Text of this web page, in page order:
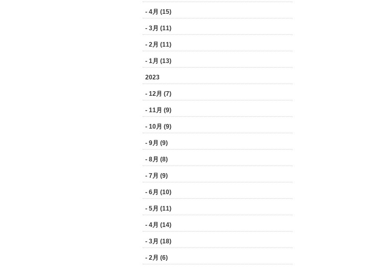
- 4月 (15)
- 3月 (11)
- 2月 (11)
- 1月 (13)
2023
- 12月 (7)
- 11月 (9)
- 10月 (9)
- 9月 (9)
- 8月 (8)
- 7月 (9)
- 6月 (10)
- 5月 (11)
- 4月 (14)
- 3月 (18)
- 2月 (6)